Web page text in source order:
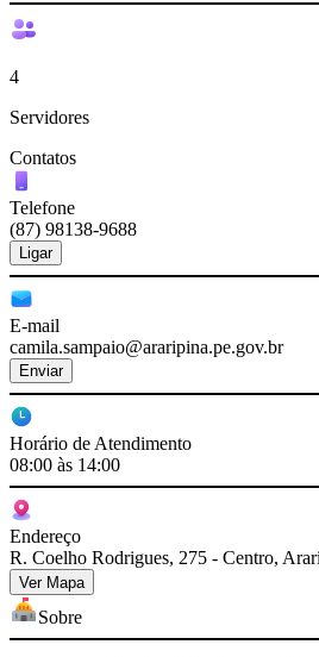
4
Servidores
Contatos
Telefone
(87) 98138-9688
Ligar
E-mail
camila.sampaio@araripina.pe.gov.br
Enviar
Horário de Atendimento
08:00 às 14:00
Endereço
R. Coelho Rodrigues, 275 - Centro,
Ver Mapa
Sobre